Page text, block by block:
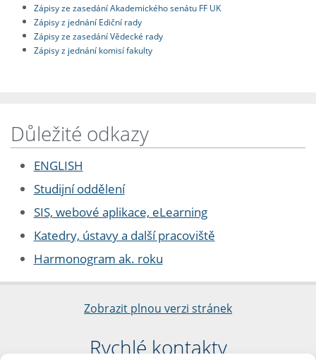
Zápisy ze zasedání Akademického senátu FF UK
Zápisy z jednání Ediční rady
Zápisy ze zasedání Vědecké rady
Zápisy z jednání komisí fakulty
Důležité odkazy
ENGLISH
Studijní oddělení
SIS, webové aplikace, eLearning
Katedry, ústavy a další pracoviště
Harmonogram ak. roku
Zobrazit plnou verzi stránek
Rychlé kontakty